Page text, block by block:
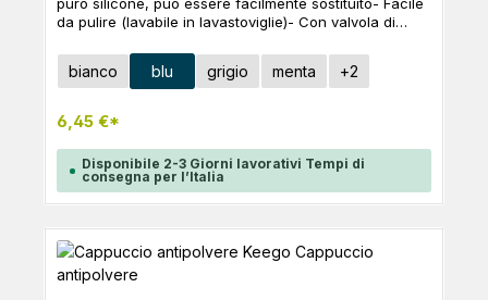
se viene pulito in modo non conforme alle istruzioni
per l'uso. Se non esegue questa operazione, non si
verificherà alcuna abrasione.
puro silicone, può essere facilmente sostituito- Facile
da pulire (lavabile in lavastoviglie)- Con valvola di
necessario toccare il bocchino per aprire o chiudere
il biberon - basta esercitare una pressione sul biberon
una sola mano e in modo rapido- Nota: per un
trasporto a prova di perdite o per i tour più selvaggi in
MTB, consigliamo anche il nostro tappo antipolvere
Seleziona
Colore
bianco blu grigio menta +2
6,45 €*
Disponibile 2-3 Giorni lavorativi Tempi di
consegna per l’Italia